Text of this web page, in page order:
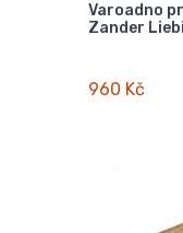
Varoadno
Zander
960 Kč